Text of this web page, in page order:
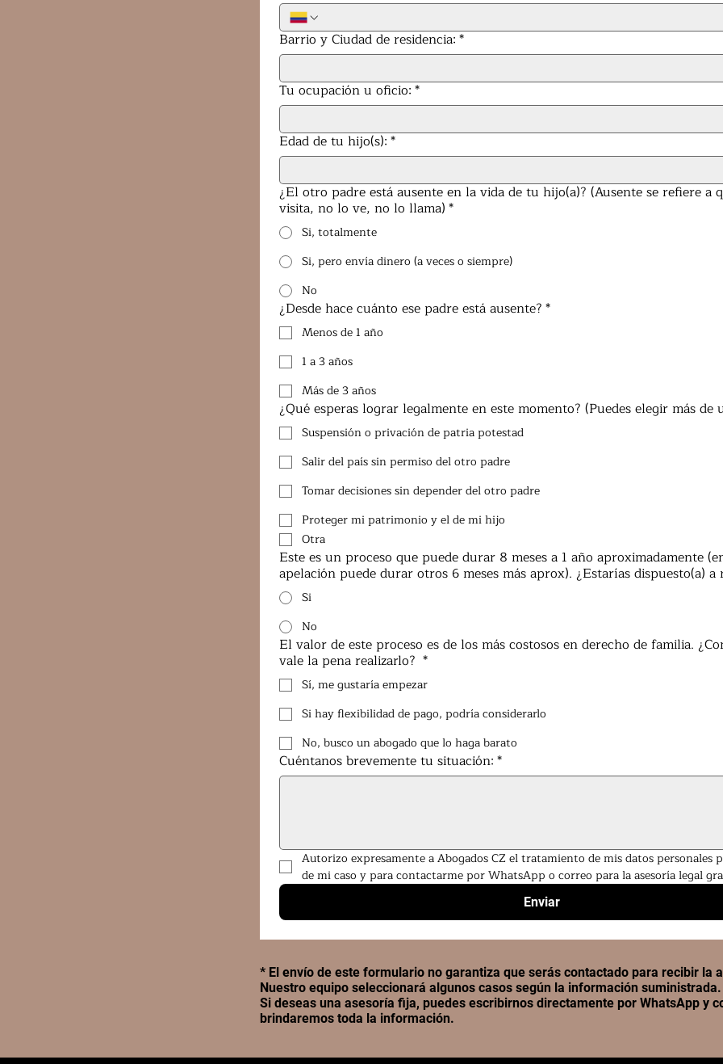
Barrio y Ciudad de residencia:*
Tu ocupación u oficio:*
Edad de tu hijo(s):*
¿El otro padre está ausente en la vida de tu hijo(a)? (Ausente se refiere a
visita, no lo ve, no lo llama)*
Si, totalmente
Si, pero envía dinero (a veces o siempre)
No
¿Desde hace cuánto ese padre está ausente?*
Menos de 1 año
1 a 3 años
Más de 3 años
¿Qué esperas lograr legalmente en este momento? (Puedes elegir más de
Suspensión o privación de patria potestad
Salir del país sin permiso del otro padre
Tomar decisiones sin depender del otro padre
Proteger mi patrimonio y el de mi hijo
Otra
Este es un proceso que puede durar 8 meses a 1 año aproximadamente
apelación puede durar otros 6 meses más aprox). ¿Estarías dispuesto(a) a
Si
No
El valor de este proceso es de los más costosos en derecho de familia.
vale la pena realizarlo? *
Sí, me gustaría empezar
Si hay flexibilidad de pago, podría considerarlo
No, busco un abogado que lo haga barato
Cuéntanos brevemente tu situación:*
Autorizo expresamente a Abogados CZ el tratamiento de mis datos personales
de mi caso y para contactarme por WhatsApp o correo para la asesoría legal
Enviar
* El envío de este formulario no garantiza que serás contactado para recibir la
Nuestro equipo seleccionará algunos casos según la información suministrada.
Si deseas una asesoría fija, puedes escribirnos directamente por WhatsApp y
brindaremos toda la información.